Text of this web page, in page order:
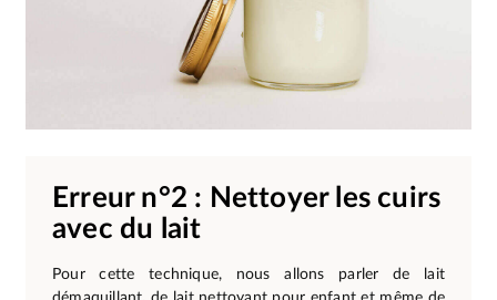
Erreur n°2 : Nettoyer les cuirs
avec du lait
Pour cette technique, nous allons parler de lait